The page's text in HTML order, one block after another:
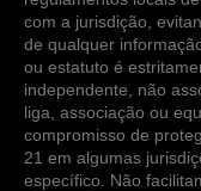
com a jurisdição,
de qualquer
ou estatuto é
independente, não
liga, associação ou
compromisso de
21 em algumas
específico. Não